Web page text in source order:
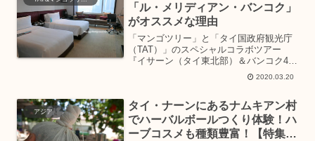
「ル・メリディアン・バンコク」
がオススメな理由
「マンゴツリー」と「タイ国政府観光庁
（TAT）」のスペシャルコラボツアー
『イサーン（タイ東北部）＆バンコク4泊
6日』同行取材の4日目、旅の最後に宿泊
したのはバンコク・シーロム地区のスラ
ン・バンコク」です。...
2020.03.20
アジア
タイ・ナーンにあるナムキアン村
でハーバルボールつくり体験！ハ
ーブコスメも種類豊富！【特集：